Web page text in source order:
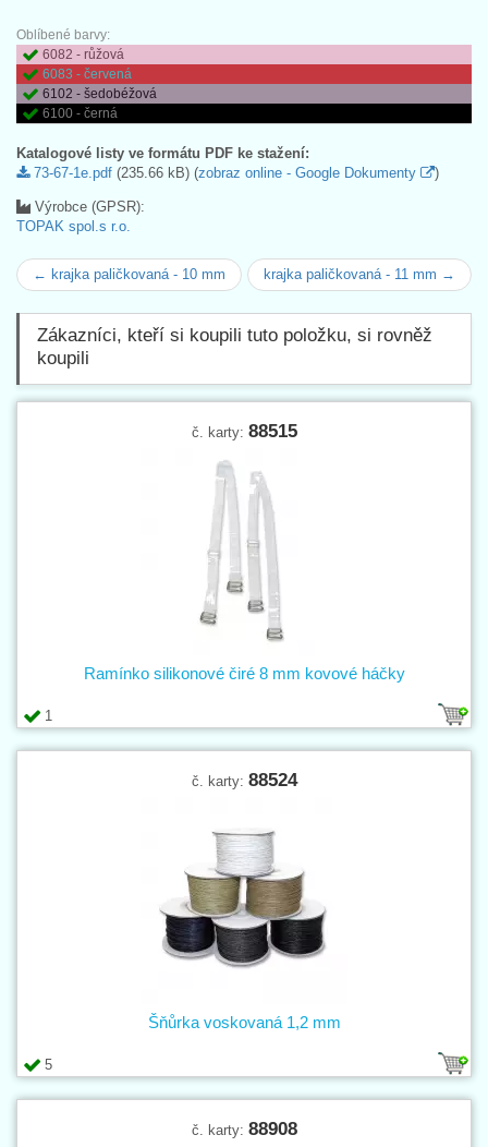
Oblíbené barvy:
6082 - růžová
6083 - červená
6102 - šedobéžová
6100 - černá
Katalogové listy ve formátu PDF ke stažení:
73-67-1e.pdf (235.66 kB) (zobraz online - Google Dokumenty )
Výrobce (GPSR):
TOPAK spol.s r.o.
← krajka paličkovaná - 10 mm krajka paličkovaná - 11 mm →
Zákazníci, kteří si koupili tuto položku, si rovněž
koupili
č. karty: 88515
1
Ramínko silikonové čiré 8 mm kovové háčky
č. karty: 88524
5
Šňůrka voskovaná 1,2 mm
č. karty: 88908